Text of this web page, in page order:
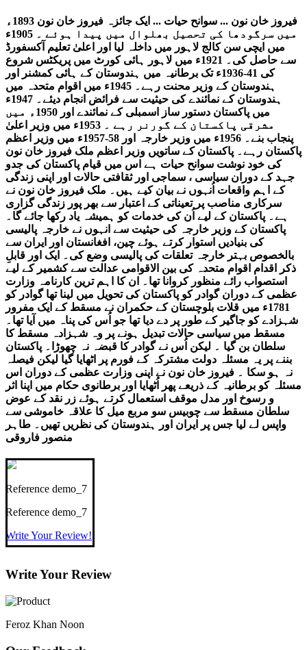
فیروز خان نون ... سوانح حیات ... ایک جائزہ فیروز خان نون 1893ء
میں سرگودھا کی تحصیل بھلوال میں پیدا ہوئے ۔ 1905ء
میں ایچی سن کالج لاہور میں داخلہ لیا اور اعلیٰ تعلیم آکسفورڈ
سے حاصل کی۔ 1921ء میں لاہور ہائی کورٹ میں پریکٹس شروع
کی 41-1936ء تک برطانیہ میں ہندوستان کے ہائی کمشنر اور
ہندوستان کے وزیر محنت رہے۔ 1945ء میں اقوام متحدہ میں
ہندوستان کے نمائندے کی حیثیت سے فرائض انجام دیئے۔ 1947ء
میں پاکستان دستور ساز اسمبلی کے نمائندے اور 1950ء میں
مشرقی پاکستان کے گورنر رہے ۔ 1953ء میں وزیر اعلیٰ
پنجاب بنے۔ 1956ء میں وزیر خارجہ اور 58-1957ء میں وزیر اعظم
پاکستان رہے۔ پاکستان کے ساتویں وزیر اعظم ملک فیروز خان نون
کی خود نوشت سوانح حیات ہے اس میں قیام پاکستان کی جدو
جہد کے دوران سیاسی ، سماجی اور ثقافتی حالات اور اپنی زندگی
کے اہم واقعات اُنہوں نے بیان کیے ہیں۔ ملک فیروز خان نون نے
سرکاری مناصب پر تعیناتی کے اعتبار سے بھر پور زندگی گزاری
ہے۔ پاکستان کے لیے اُن کی خدمات کو ہمیشہ یاد رکھا جائے گا۔
پاکستان کے وزیر خارجہ کی حیثیت سے انہوں نے خارجہ پالیسی
کی بنیادیں استوار کرتے ہوئے چین، افغانستان اور ایران سے
بالخصوص بہتر خارجہ تعلقات کی پالیسی وضع کی۔ ایک اور قابلِ
ذکر اقدام اقوام متحدہ کی بین الاقوامی عدالت سے کشمیر کے لیے
استصواب رائے منظور کروانا تھا۔ ان کا اہم ترین کارنامہ وزارت
عظمی کے دوران گوادر کو پاکستان کی تحویل میں لینا تھا گوادر کو
1781ء میں قلات بلوچستان کے حکمران نے مسقط کے ایک مفرور
شہزادے کو جاگیر کے طور پر دے دیا تھا جو اُس کی پناہ میں آیا تھا۔
مسقط میں سیاسی حالات تبدیل ہونے پر وہ شہزادہ مسقط کا
سلطان بن گیا ۔ لیکن اُس نے گوادر کا قبضہ نہ چھوڑا۔ پاکستان
بننے پر یہ مسئلہ دولت مشترکہ کے فورم پر اٹھایا گیا لیکن فیصلہ
نہ ہو سکا ۔ فیروز خان نون نے اپنی وزارت عظمی کے دوران اس
مسئلہ کو برطانیہ کے ذریعے پھر اُٹھایا اور برطانوی حکام میں اپنا اثر
و رسوخ اور مدل موقف استعمال کرتے ہوئے زر نقد کے عوض
سلطان مسقط سے چوبیس سو مربع میل کا علاقہ خاموشی سے
واپس لے لیا جس پر ایران اور ہندوستان کی نظریں تھیں۔ طاہر
منصور فاروقی
Reference demo_7
Reference demo_7
Write Your Review!
Write Your Review
Feroz Khan Noon